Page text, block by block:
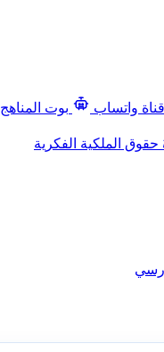
قناة واتساب
بوت المناهج
حقوق الملكية الفكرية